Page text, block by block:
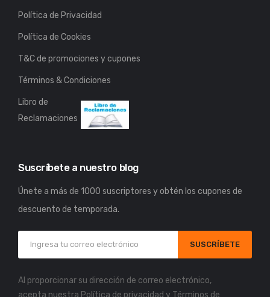
Política de Privacidad
Política de Cookies
T&C de promociones y cupones
Términos & Condiciones
Libro de
Reclamaciones
Suscríbete a nuestro blog
Únete a más de 1000 suscriptores y obtén los cupones de
descuento de temporada.
SUSCRÍBETE
Al proporcionar su dirección de correo electrónico,
acepta nuestra Política de privacidad y Términos de